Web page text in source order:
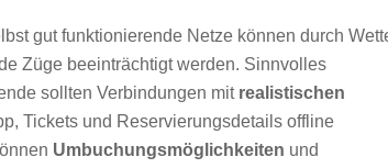
gut funktionierende Netze können durch
Züge beeinträchtigt werden. Sinnvolles
sollten Verbindungen mit realistischen
Tickets und Reservierungsdetails offline
Umbuchungsmöglichkeiten und